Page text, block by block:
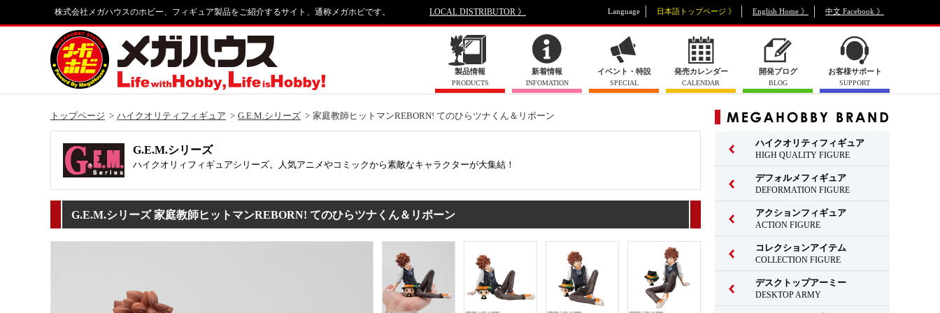
株式会社メガハウスのホビー、フィギュア製品をご紹介するサイト、通称メガホビです。 LOCAL DISTRIBUTOR 》 Language 日本語トップページ 》 English Home 》 中文 Facebook 》
製品情報
PRODUCTS
新着情報
INFOMATION
イベント・特設
SPECIAL
発売カレンダー
CALENDAR
開発ブログ
BLOG
お客様サポート
SUPPORT
トップページ ハイクオリティフィギュア G.E.M.シリーズ 家庭教師ヒットマンREBORN! てのひらツナくん＆リボーン
G.E.M.シリーズ
ハイクオリィフィギュアシリーズ。人気アニメやコミックから素敵なキャラクターが大集結！
G.E.M.シリーズ 家庭教師ヒットマンREBORN! てのひらツナくん＆リボーン
ハイクオリティフィギュア
HIGH QUALITY FIGURE
デフォルメフィギュア
DEFORMATION FIGURE
アクションフィギュア
ACTION FIGURE
コレクションアイテム
COLLECTION FIGURE
デスクトップアーミー
DESKTOP ARMY